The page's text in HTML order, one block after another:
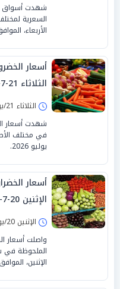
شهدت أسواق
السعرية
الأربعاء، الموافق 22 يوليو
أسعار
الثلاثاء 21-7-2026
الثلاثاء 21/يوليو/2026 - 08:00 ص
شهدت أسعار
يوليو 2026.
أسعار
الإثنين 20-7-2026
الإثنين 20/يوليو/2026 - 08:00 ص
واصلت أسعار
الملحوظة في
الإثنين، الموافق 20 يوليو 2026.